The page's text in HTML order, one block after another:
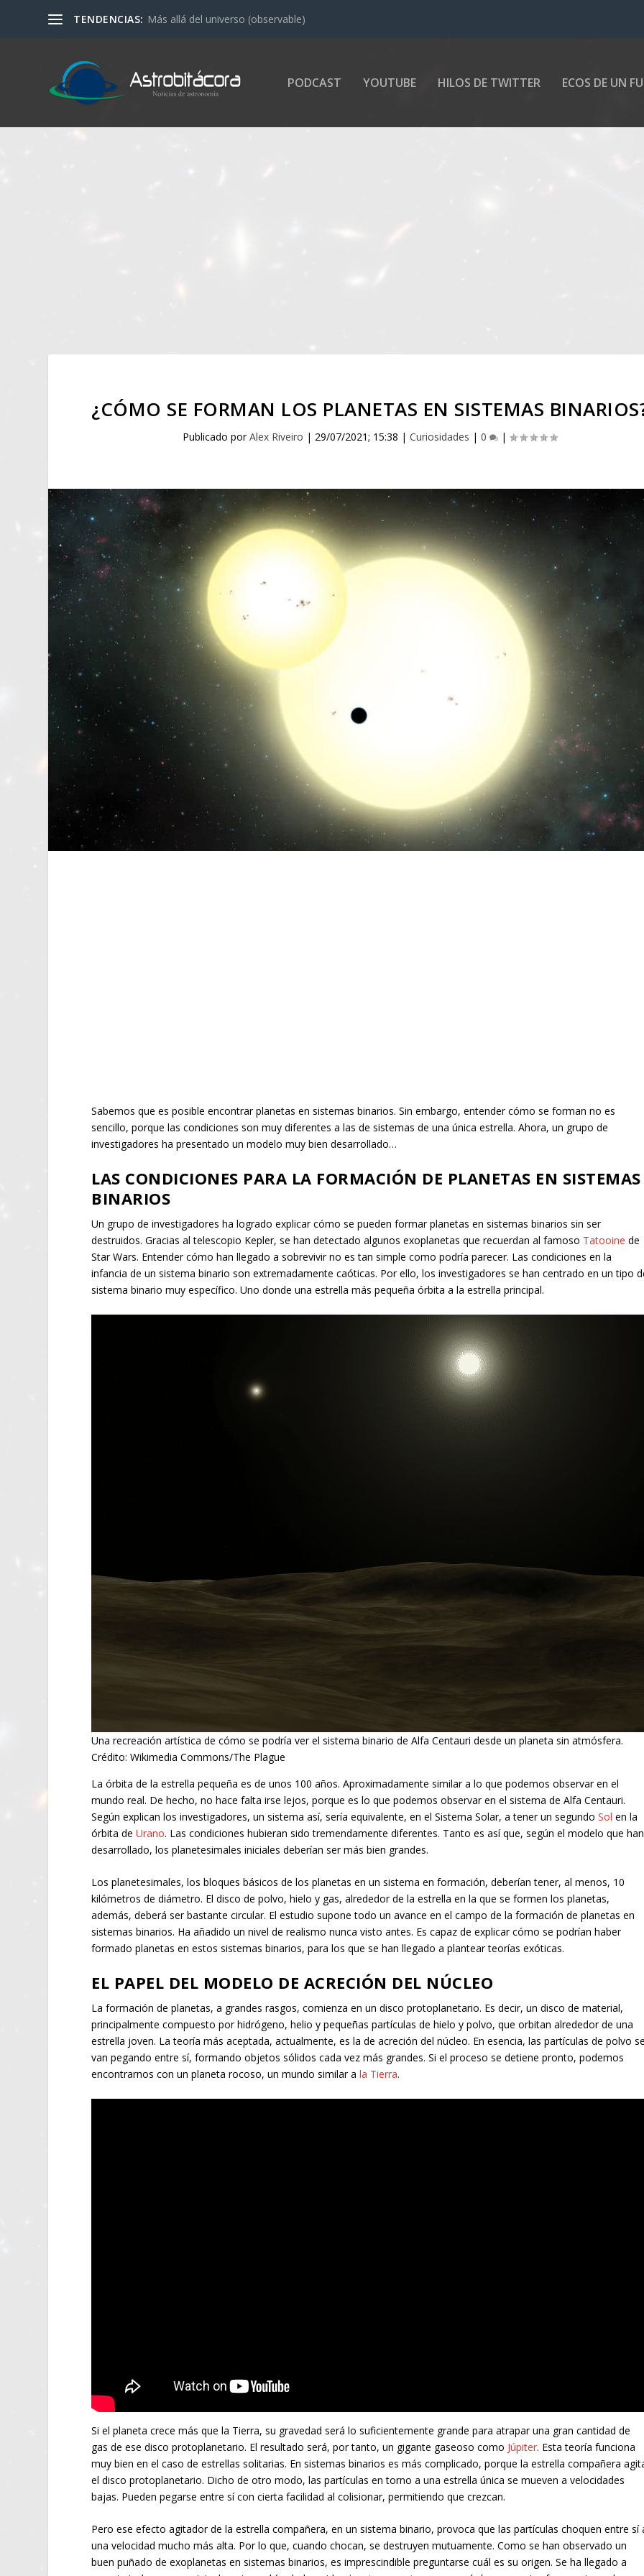
TENDENCIAS: Más allá del universo (observable)
PODCAST YOUTUBE HILOS DE TWITTER ECOS DE UN
¿CÓMO SE FORMAN LOS PLANETAS EN SISTEMAS
Publicado porAlex Riveiro | 29/07/2021; 15:38 |Curiosidades |0 |
Sabemos que es posible encontrar planetas en sistemas binarios. Sin embargo, entender cómo se forman no es
sencillo, porque las condiciones son muy diferentes a las de sistemas de una única estrella. Ahora, un grupo de
investigadores ha presentado un modelo muy bien desarrollado…
LAS CONDICIONES PARA LA FORMACIÓN DE PLANETAS EN SISTEMAS
BINARIOS
Un grupo de investigadores ha logrado explicar cómo se pueden formar planetas en sistemas binarios sin ser
destruidos. Gracias al telescopio Kepler, se han detectado algunos exoplanetas que recuerdan al famoso Tatooine de
Star Wars. Entender cómo han llegado a sobrevivir no es tan simple como podría parecer. Las condiciones en la
infancia de un sistema binario son extremadamente caóticas. Por ello, los investigadores se han centrado en un tipo
sistema binario muy específico. Uno donde una estrella más pequeña órbita a la estrella principal.
Una recreación artística de cómo se podría ver el sistema binario de Alfa Centauri desde un planeta sin atmósfera.
Crédito: Wikimedia Commons/The Plague
La órbita de la estrella pequeña es de unos 100 años. Aproximadamente similar a lo que podemos observar en el
mundo real. De hecho, no hace falta irse lejos, porque es lo que podemos observar en el sistema de Alfa Centauri.
Según explican los investigadores, un sistema así, sería equivalente, en el Sistema Solar, a tener un segundoSol en la
órbita deUrano. Las condiciones hubieran sido tremendamente diferentes. Tanto es así que, según el modelo que han
desarrollado, los planetesimales iniciales deberían ser más bien grandes.
Los planetesimales, los bloques básicos de los planetas en un sistema en formación, deberían tener, al menos, 10
kilómetros de diámetro. El disco de polvo, hielo y gas, alrededor de la estrella en la que se formen los planetas,
además, deberá ser bastante circular. El estudio supone todo un avance en el campo de la formación de planetas en
sistemas binarios. Ha añadido un nivel de realismo nunca visto antes. Es capaz de explicar cómo se podrían haber
formado planetas en estos sistemas binarios, para los que se han llegado a plantear teorías exóticas.
EL PAPEL DEL MODELO DE ACRECIÓN DEL NÚCLEO
La formación de planetas, a grandes rasgos, comienza en un disco protoplanetario. Es decir, un disco de material,
principalmente compuesto por hidrógeno, helio y pequeñas partículas de hielo y polvo, que orbitan alrededor de una
estrella joven. La teoría más aceptada, actualmente, es la de acreción del núcleo. En esencia, las partículas de polvo
van pegando entre sí, formando objetos sólidos cada vez más grandes. Si el proceso se detiene pronto, podemos
encontrarnos con un planeta rocoso, un mundo similar ala Tierra.
Si el planeta crece más que la Tierra, su gravedad será lo suficientemente grande para atrapar una gran cantidad de
gas de ese disco protoplanetario. El resultado será, por tanto, un gigante gaseoso como Júpiter. Esta teoría funciona
muy bien en el caso de estrellas solitarias. En sistemas binarios es más complicado, porque la estrella compañera
el disco protoplanetario. Dicho de otro modo, las partículas en torno a una estrella única se mueven a velocidades
bajas. Pueden pegarse entre sí con cierta facilidad al colisionar, permitiendo que crezcan.
Pero ese efecto agitador de la estrella compañera, en un sistema binario, provoca que las partículas choquen entre sí
una velocidad mucho más alta. Por lo que, cuando chocan, se destruyen mutuamente. Como se han observado un
buen puñado de exoplanetas en sistemas binarios, es imprescindible preguntarse cuál es su origen. Se ha llegado a